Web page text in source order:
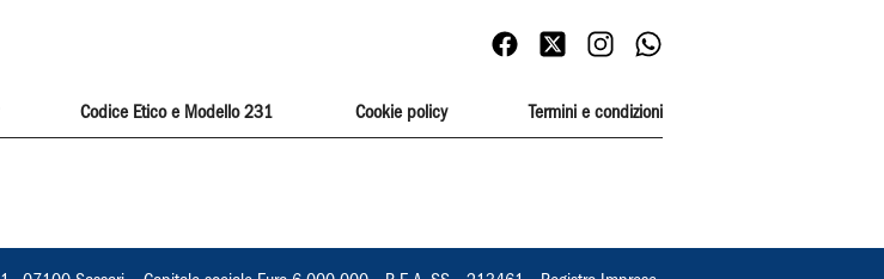
Codice Etico e Modello 231 Cookie policy Termini e condizioni